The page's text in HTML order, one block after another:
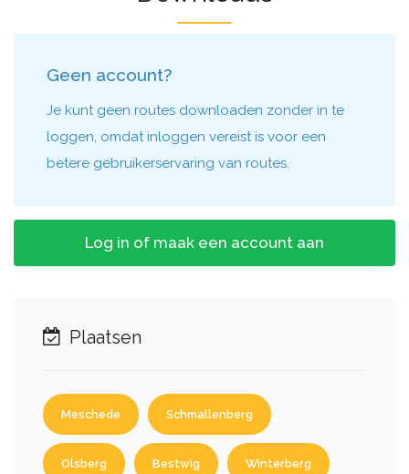
Geen account?
Je kunt geen routes downloaden zonder in te
loggen, omdat inloggen vereist is voor een
betere gebruikerservaring van routes.
Log in of maak een account aan
Plaatsen
Meschede Schmallenberg
Olsberg Bestwig Winterberg